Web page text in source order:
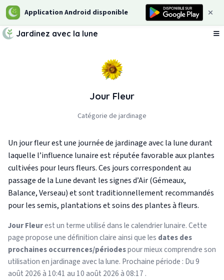
Application Android disponible
Jardinez avec la lune
Jour Fleur
Catégorie de jardinage
Un jour fleur est une journée de jardinage avec la lune durant
laquelle l’influence lunaire est réputée favorable aux plantes
cultivées pour leurs fleurs. Ces jours correspondent au
passage de la Lune devant les signes d’Air (Gémeaux,
Balance, Verseau) et sont traditionnellement recommandés
pour les semis, plantations et soins des plantes à fleurs.
Jour Fleurest un terme utilisé dans le calendrier lunaire. Cette
page propose une définition claire ainsi que les dates des
prochaines occurrences/périodespour mieux comprendre son
utilisation en jardinage avec la lune. Prochaine période : Du 9
août 2026 à 10:41 au 10 août 2026 à 08:17 .